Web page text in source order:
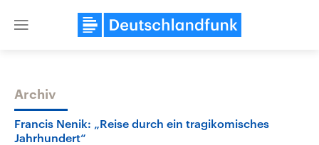
Close
Themen
Archiv
Francis Nenik: „Reise durch ein tragikomisches
Jahrhundert“